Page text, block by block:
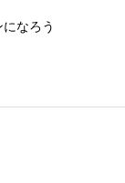
なろう